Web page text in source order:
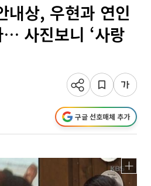
내상, 우현과 연인
사진보니 ‘사랑
구글 선호매체 추가